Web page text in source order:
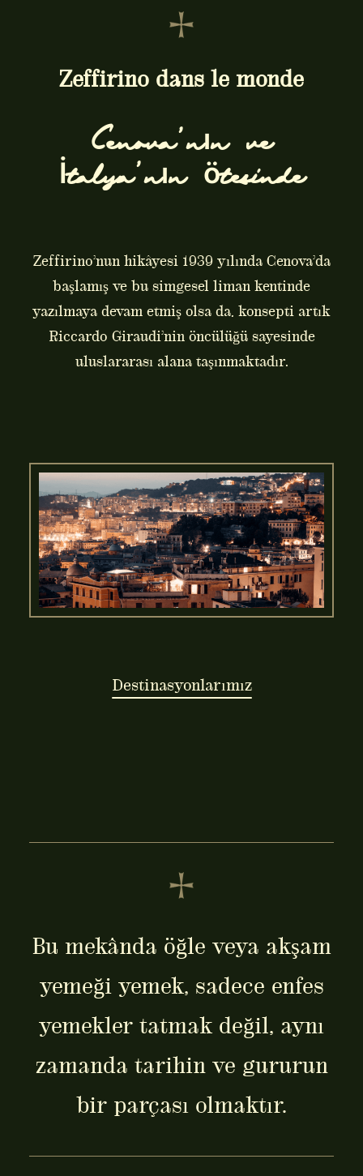
Zeffirino dans le monde
Cenova’nın ve
İtalya’nın ötesinde
Zeffirino’nun hikâyesi 1939 yılında Cenova’da
başlamış ve bu simgesel liman kentinde
yazılmaya devam etmiş olsa da, konsepti artık
Riccardo Giraudi’nin öncülüğü sayesinde
uluslararası alana taşınmaktadır.
Destinasyonlarımız
Bu mekânda öğle veya akşam
yemeği yemek, sadece enfes
yemekler tatmak değil, aynı
zamanda tarihin ve gururun
bir parçası olmaktır.